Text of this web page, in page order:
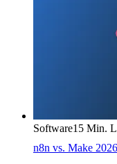
Software15 Min.
n8n vs. Make